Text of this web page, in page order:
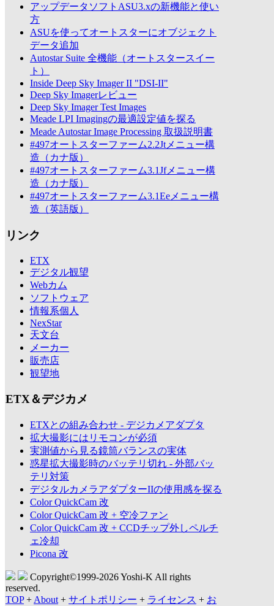
アップデータソフトASU3.xの新機能と使い
方
ASUを使ってオートスターにオブジェクト
データ追加
Autostar Suite 全機能（オートスタースイー
ト）
Inside Deep Sky Imager II "DSI-II"
Deep Sky Imagerレビュー
Deep Sky Imager Test Images
Meade LPI Imagingの最適設定値を探る
Meade Autostar Image Processing 取扱説明書
#497オートスターファーム2.2Jtメニュー構
造（カナ版）
#497オートスターファーム3.1Jfメニュー構
造（カナ版）
#497オートスターファーム3.1Eeメニュー構
造（英語版）
リンク
ETX
デジタル観望
Webカム
ソフトウェア
情報系個人
NexStar
天文台
メーカー
販売店
観望地
ETX＆デジカメ
ETXとの組み合わせ - デジカメアダプタ
拡大撮影にはリモコンが必須
実測値から見る鏡筒バランスの実体
惑星拡大撮影時のバッテリ切れ - 外部バッ
テリ対策
デジタルカメラアダプターIIの使用感を探る
Color QuickCam 改
Color QuickCam 改 + 空冷ファン
Color QuickCam 改 + CCDチップ外しペルチ
ェ冷却
Picona 改
Copyright©1999-2026 Yoshi-K All rights
reserved.
TOP+ About + サイトポリシー + ライセンス + お